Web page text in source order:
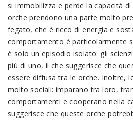
si immobilizza e perde la capacità
orche prendono una parte molto
fegato, che è ricco di energia e
comportamento è particolarmente
è solo un episodio isolato: gli
più di uno, il che suggerisce che
essere diffusa tra le orche. Inoltre,
molto sociali: imparano tra loro,
comportamenti e cooperano nella
suggerisce che queste orche